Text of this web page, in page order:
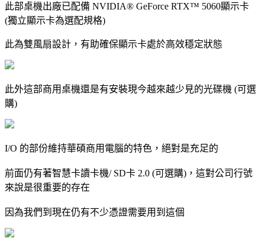
此部桌機出廠已配備 NVIDIA® GeForce RTX™ 5060顯示卡
(獨立顯示卡為選配規格)
此為雙風扇設計，有助確保顯示卡處於高效穩定狀態
此外這部商用桌機還是有安裝現今越來越少見的光碟機 (可選
購)
I/O 的部份維持華碩商用電腦的特色，絕對是充足的
前面仍有著智慧卡讀卡機/ SD卡 2.0 (可選購)，這對公司行號
來說是很重要的存在
因為我們到現在仍有不少憑證需要用到這個